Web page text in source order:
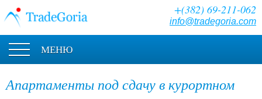
+(382) 69-211-062
info@tradegoria.com
МЕНЮ
Апартаменты под сдачу в курортном